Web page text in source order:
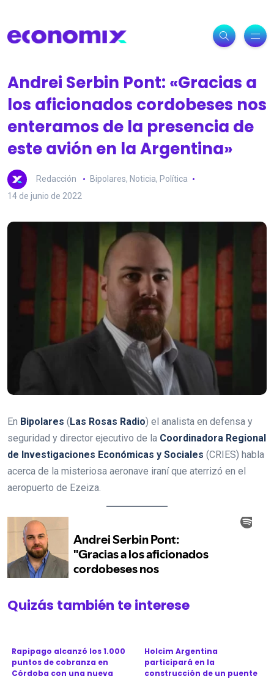
Andrei Serbin Pont: «Gracias a
los aficionados cordobeses nos
enteramos de la presencia de
este avión en la Argentina»
Redacción Bipolares, Noticia, Política
14 de junio de 2022
En Bipolares (Las Rosas Radio) el analista en defensa y
seguridad y director ejecutivo de la Coordinadora Regional
de Investigaciones Económicas y Sociales (CRIES) habla
acerca de la misteriosa aeronave iraní que aterrizó en el
aeropuerto de Ezeiza.
Quizás también te interese
Rapipago alcanzó los 1.000
puntos de cobranza en
Córdoba con una nueva
Holcim Argentina
participará en la
construcción de un puente